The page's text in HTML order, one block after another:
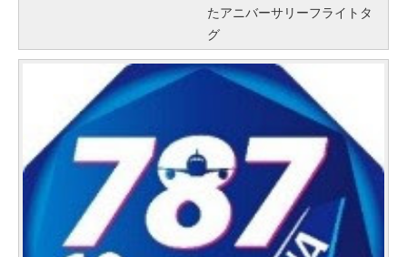
たアニバーサリーフライトタ
グ